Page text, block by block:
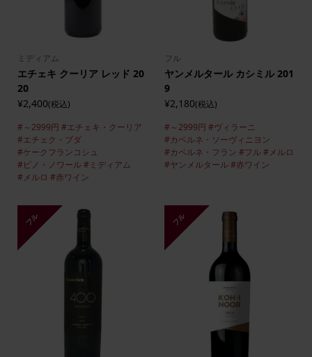
ミディアム
エチェキ クーリア レッド 20
20
¥2,400(税込)
#～2999円 #エチェキ・クーリア
#エチェク・ブダ
#ケークフランコシュ
#ピノ・ノワール#ミディアム
#メルロ #赤ワイン
フル
ヤンメルタール カシミル 201
9
¥2,180(税込)
#～2999円 #ヴィラーニ
#カベルネ・ソーヴィニヨン
#カベルネ・フラン #フル #メルロ
#ヤンメルタール #赤ワイン
フル フル